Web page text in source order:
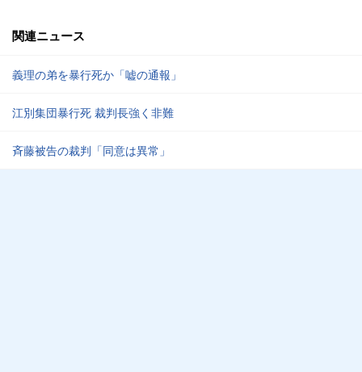
関連ニュース
義理の弟を暴行死か「嘘の通報」
江別集団暴行死 裁判長強く非難
斉藤被告の裁判「同意は異常」